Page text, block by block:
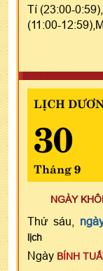
Tí (23:00-
(11:00-
LỊCH
30
Tháng 9
NGÀY
Thứ sáu,
lịch
Ngày BÍNH